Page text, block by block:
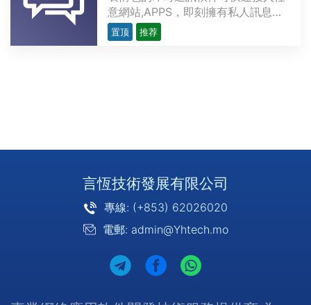
意網站,APPS，即刻擁有私人訊息、
群組對話、聊天室、直播等通訊能力
訊息必達、支持離線消息、快速集成
置顶 推荐
言恆技術發展有限公司
專線: (+853) 62026020
電郵: admin@Yhtech.mo